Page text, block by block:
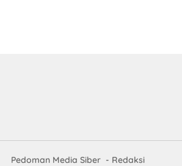
Pedoman Media Siber Redaksi